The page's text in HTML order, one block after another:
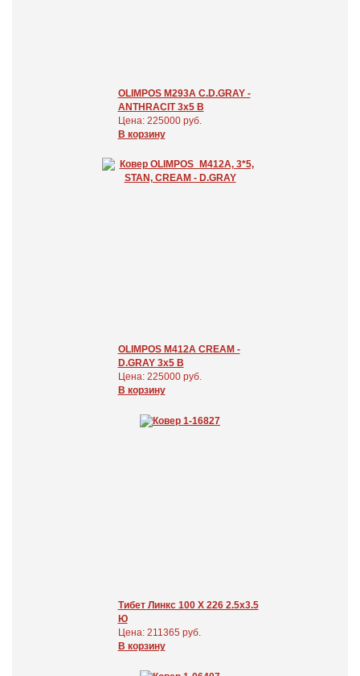
OLIMPOS M293A C.D.GRAY -
ANTHRACIT 3x5 В
Цена: 225000 руб.
В корзину
OLIMPOS M412A CREAM -
D.GRAY 3x5 В
Цена: 225000 руб.
В корзину
Тибет Линкс 100 Х 226 2.5x3.5
Ю
Цена: 211365 руб.
В корзину